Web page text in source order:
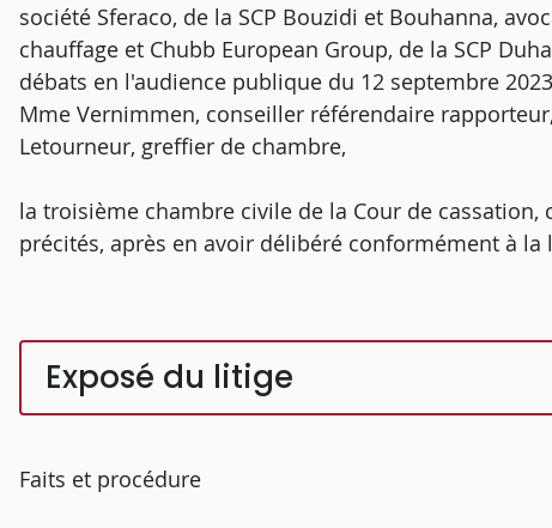
société Sferaco, de la SCP Bouzidi et Bouhanna,
chauffage et Chubb European Group, de la SCP
débats en l'audience publique du 12 septembre
Mme Vernimmen, conseiller référendaire
Letourneur, greffier de chambre,
la troisième chambre civile de la Cour de
précités, après en avoir délibéré conformément à
Exposé du litige
Faits et procédure